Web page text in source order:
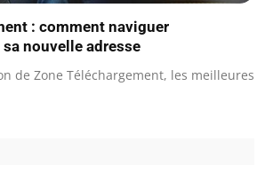
: comment naviguer
nouvelle adresse
de Zone Téléchargement, les meilleures